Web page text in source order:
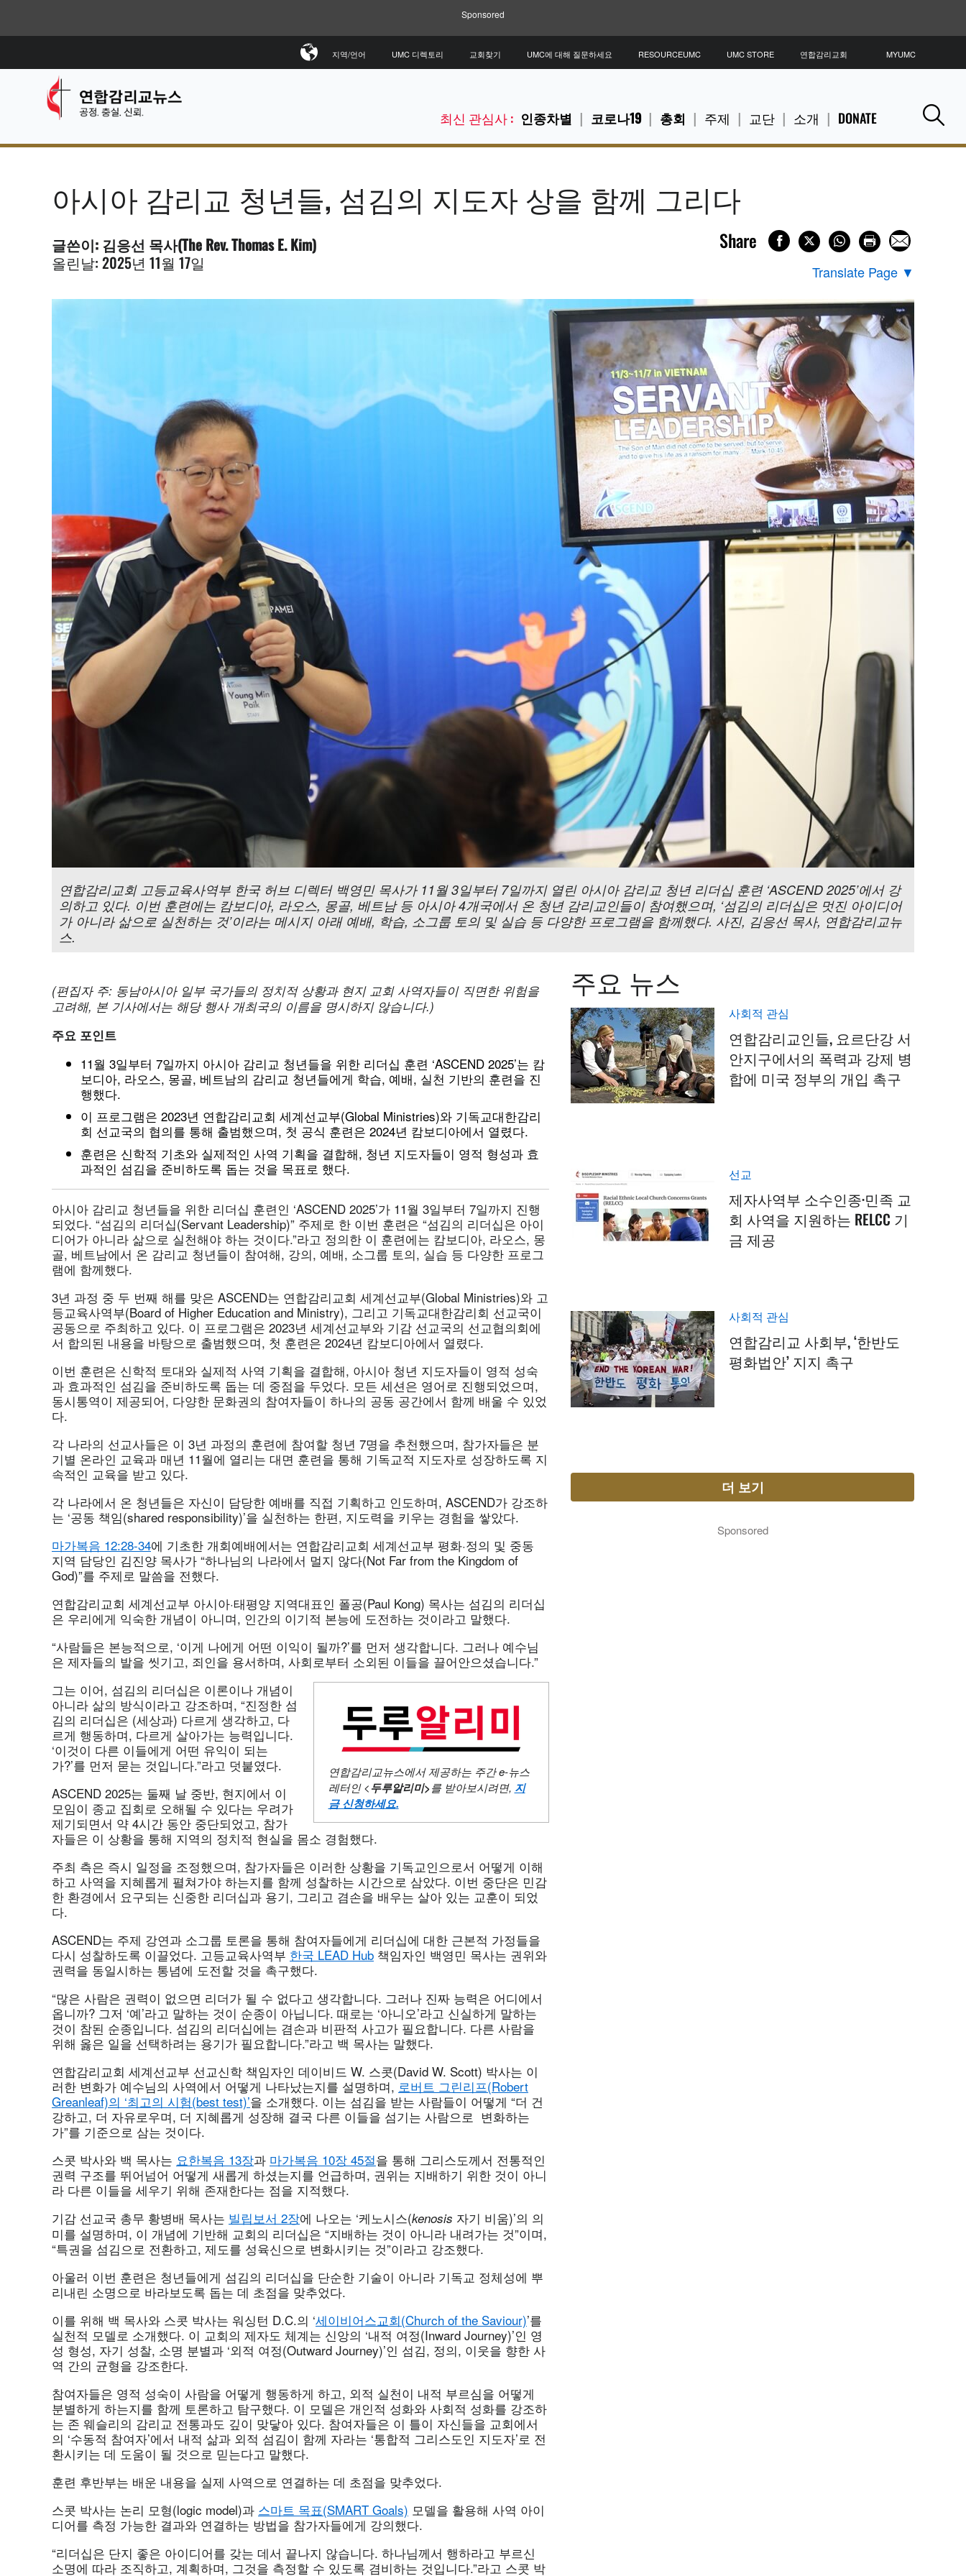
Sponsored
최신 관심사 : 인종차별 코로나19 총회 주제 교단 소개 DONATE
지역/언어 UMC 디렉토리 교회찾기 UMC에 대해 질문하세요 RESOURCEUMC UMC STORE 연합감리교회 MYUMC
아시아 감리교 청년들, 섬김의 지도자 상을 함께 그리다
글쓴이: 김응선 목사(The Rev. Thomas E. Kim)
올린날: 2025년 11월 17일
Share
Translate Page ▼
연합감리교회 고등교육사역부 한국 허브 디렉터 백영민 목사가 11월 3일부터 7일까지 열린 아시아 감리교 청년 리더십 훈련 ‘ASCEND 2025’에서 강
의하고 있다. 이번 훈련에는 캄보디아, 라오스, 몽골, 베트남 등 아시아 4개국에서 온 청년 감리교인들이 참여했으며, ‘섬김의 리더십은 멋진 아이디어
가 아니라 삶으로 실천하는 것’이라는 메시지 아래 예배, 학습, 소그룹 토의 및 실습 등 다양한 프로그램을 함께했다. 사진, 김응선 목사, 연합감리교뉴
스.
(편집자 주: 동남아시아 일부 국가들의 정치적 상황과 현지 교회 사역자들이 직면한 위험을
고려해, 본 기사에서는 해당 행사 개최국의 이름을 명시하지 않습니다.)
주요 포인트
11월 3일부터 7일까지 아시아 감리교 청년들을 위한 리더십 훈련 ‘ASCEND 2025’는 캄
보디아, 라오스, 몽골, 베트남의 감리교 청년들에게 학습, 예배, 실천 기반의 훈련을 진
행했다.
이 프로그램은 2023년 연합감리교회 세계선교부(Global Ministries)와 기독교대한감리
회 선교국의 협의를 통해 출범했으며, 첫 공식 훈련은 2024년 캄보디아에서 열렸다.
훈련은 신학적 기초와 실제적인 사역 기획을 결합해, 청년 지도자들이 영적 형성과 효
과적인 섬김을 준비하도록 돕는 것을 목표로 했다.
아시아 감리교 청년들을 위한 리더십 훈련인 ‘ASCEND 2025’가 11월 3일부터 7일까지 진행
되었다. “섬김의 리더십(Servant Leadership)” 주제로 한 이번 훈련은 “섬김의 리더십은 아이
디어가 아니라 삶으로 실천해야 하는 것이다.”라고 정의한 이 훈련에는 캄보디아, 라오스, 몽
골, 베트남에서 온 감리교 청년들이 참여해, 강의, 예배, 소그룹 토의, 실습 등 다양한 프로그
램에 함께했다.
3년 과정 중 두 번째 해를 맞은 ASCEND는 연합감리교회 세계선교부(Global Ministries)와 고
등교육사역부(Board of Higher Education and Ministry), 그리고 기독교대한감리회 선교국이
공동으로 주최하고 있다. 이 프로그램은 2023년 세계선교부와 기감 선교국의 선교협의회에
서 합의된 내용을 바탕으로 출범했으며, 첫 훈련은 2024년 캄보디아에서 열렸다.
이번 훈련은 신학적 토대와 실제적 사역 기획을 결합해, 아시아 청년 지도자들이 영적 성숙
과 효과적인 섬김을 준비하도록 돕는 데 중점을 두었다. 모든 세션은 영어로 진행되었으며,
동시통역이 제공되어, 다양한 문화권의 참여자들이 하나의 공동 공간에서 함께 배울 수 있었
다.
각 나라의 선교사들은 이 3년 과정의 훈련에 참여할 청년 7명을 추천했으며, 참가자들은 분
기별 온라인 교육과 매년 11월에 열리는 대면 훈련을 통해 기독교적 지도자로 성장하도록 지
속적인 교육을 받고 있다.
각 나라에서 온 청년들은 자신이 담당한 예배를 직접 기획하고 인도하며, ASCEND가 강조하
는 ‘공동 책임(shared responsibility)’을 실천하는 한편, 지도력을 키우는 경험을 쌓았다.
마가복음 12:28-34에 기초한 개회예배에서는 연합감리교회 세계선교부 평화·정의 및 중동
지역 담당인 김진양 목사가 “하나님의 나라에서 멀지 않다(Not Far from the Kingdom of
God)”를 주제로 말씀을 전했다.
연합감리교회 세계선교부 아시아·태평양 지역대표인 폴공(Paul Kong) 목사는 섬김의 리더십
은 우리에게 익숙한 개념이 아니며, 인간의 이기적 본능에 도전하는 것이라고 말했다.
“사람들은 본능적으로, ‘이게 나에게 어떤 이익이 될까?’를 먼저 생각합니다. 그러나 예수님
은 제자들의 발을 씻기고, 죄인을 용서하며, 사회로부터 소외된 이들을 끌어안으셨습니다.”
연합감리교뉴스에서 제공하는 주간e-뉴스
레터인 <두루알리미>를 받아보시려면, 지
금 신청하세요.
그는 이어, 섬김의 리더십은 이론이나 개념이
아니라 삶의 방식이라고 강조하며, “진정한 섬
김의 리더십은 (세상과) 다르게 생각하고, 다
르게 행동하며, 다르게 살아가는 능력입니다.
‘이것이 다른 이들에게 어떤 유익이 되는
가?’를 먼저 묻는 것입니다.”라고 덧붙였다.
ASCEND 2025는 둘째 날 중반, 현지에서 이
모임이 종교 집회로 오해될 수 있다는 우려가
제기되면서 약 4시간 동안 중단되었고, 참가
자들은 이 상황을 통해 지역의 정치적 현실을 몸소 경험했다.
주최 측은 즉시 일정을 조정했으며, 참가자들은 이러한 상황을 기독교인으로서 어떻게 이해
하고 사역을 지혜롭게 펼쳐가야 하는지를 함께 성찰하는 시간으로 삼았다. 이번 중단은 민감
한 환경에서 요구되는 신중한 리더십과 용기, 그리고 겸손을 배우는 살아 있는 교훈이 되었
다.
ASCEND는 주제 강연과 소그룹 토론을 통해 참여자들에게 리더십에 대한 근본적 가정들을
다시 성찰하도록 이끌었다. 고등교육사역부 한국 LEAD Hub 책임자인 백영민 목사는 권위와
권력을 동일시하는 통념에 도전할 것을 촉구했다.
“많은 사람은 권력이 없으면 리더가 될 수 없다고 생각합니다. 그러나 진짜 능력은 어디에서
옵니까? 그저 ‘예’라고 말하는 것이 순종이 아닙니다. 때로는 ‘아니오’라고 신실하게 말하는
것이 참된 순종입니다. 섬김의 리더십에는 겸손과 비판적 사고가 필요합니다. 다른 사람을
위해 옳은 일을 선택하려는 용기가 필요합니다.”라고 백 목사는 말했다.
연합감리교회 세계선교부 선교신학 책임자인 데이비드 W. 스콧(David W. Scott) 박사는 이
러한 변화가 예수님의 사역에서 어떻게 나타났는지를 설명하며, 로버트 그린리프(Robert
Greanleaf)의 ‘최고의 시험(best test)’을 소개했다. 이는 섬김을 받는 사람들이 어떻게 “더 건
강하고, 더 자유로우며, 더 지혜롭게 성장해 결국 다른 이들을 섬기는 사람으로 변화하는
가”를 기준으로 삼는 것이다.
스콧 박사와 백 목사는 요한복음 13장과 마가복음 10장 45절을 통해 그리스도께서 전통적인
권력 구조를 뛰어넘어 어떻게 새롭게 하셨는지를 언급하며, 권위는 지배하기 위한 것이 아니
라 다른 이들을 세우기 위해 존재한다는 점을 지적했다.
기감 선교국 총무 황병배 목사는 빌립보서 2장에 나오는 ‘케노시스(kenosis 자기 비움)’의 의
미를 설명하며, 이 개념에 기반해 교회의 리더십은 “지배하는 것이 아니라 내려가는 것”이며,
“특권을 섬김으로 전환하고, 제도를 성육신으로 변화시키는 것”이라고 강조했다.
아울러 이번 훈련은 청년들에게 섬김의 리더십을 단순한 기술이 아니라 기독교 정체성에 뿌
리내린 소명으로 바라보도록 돕는 데 초점을 맞추었다.
이를 위해 백 목사와 스콧 박사는 워싱턴 D.C.의 ‘세이비어스교회(Church of the Saviour)’를
실천적 모델로 소개했다. 이 교회의 제자도 체계는 신앙의 ‘내적 여정(Inward Journey)’인 영
성 형성, 자기 성찰, 소명 분별과 ‘외적 여정(Outward Journey)’인 섬김, 정의, 이웃을 향한 사
역 간의 균형을 강조한다.
참여자들은 영적 성숙이 사람을 어떻게 행동하게 하고, 외적 실천이 내적 부르심을 어떻게
분별하게 하는지를 함께 토론하고 탐구했다. 이 모델은 개인적 성화와 사회적 성화를 강조하
는 존 웨슬리의 감리교 전통과도 깊이 맞닿아 있다. 참여자들은 이 틀이 자신들을 교회에서
의 ‘수동적 참여자’에서 내적 삶과 외적 섬김이 함께 자라는 ‘통합적 그리스도인 지도자’로 전
환시키는 데 도움이 될 것으로 믿는다고 말했다.
훈련 후반부는 배운 내용을 실제 사역으로 연결하는 데 초점을 맞추었다.
스콧 박사는 논리 모형(logic model)과 스마트 목표(SMART Goals) 모델을 활용해 사역 아이
디어를 측정 가능한 결과와 연결하는 방법을 참가자들에게 강의했다.
“리더십은 단지 좋은 아이디어를 갖는 데서 끝나지 않습니다. 하나님께서 행하라고 부르신
소명에 따라 조직하고, 계획하며, 그것을 측정할 수 있도록 겸비하는 것입니다.”라고 스콧 박
주요 뉴스
사회적 관심
연합감리교인들, 요르단강 서
안지구에서의 폭력과 강제 병
합에 미국 정부의 개입 촉구
선교
제자사역부 소수인종·민족 교
회 사역을 지원하는 RELCC 기
금 제공
사회적 관심
연합감리교 사회부, ‘한반도
평화법안’ 지지 촉구
더 보기
Sponsored